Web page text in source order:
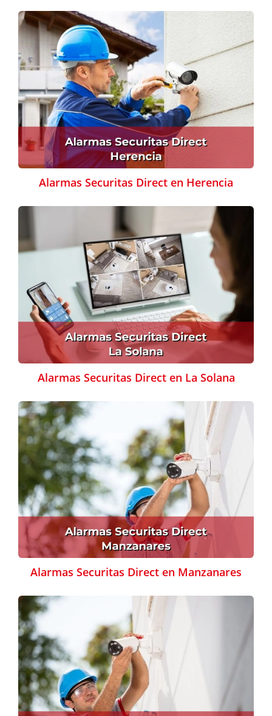
Alarmas Securitas Direct en Herencia
Alarmas Securitas Direct en La Solana
Alarmas Securitas Direct en Manzanares